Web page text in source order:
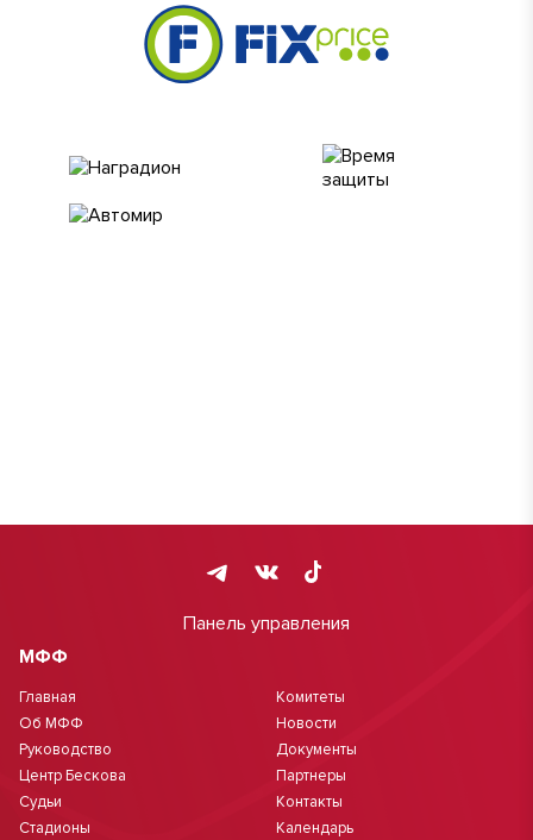
Панель управления
МФФ
Главная
Об МФФ
Руководство
Центр Бескова
Судьи
Стадионы
Комитеты
Новости
Документы
Партнеры
Контакты
Календарь